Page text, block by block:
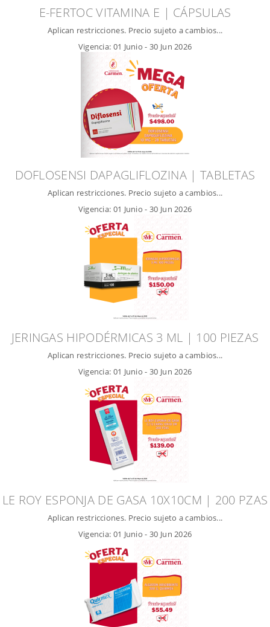
E-FERTOC VITAMINA E | CÁPSULAS
Aplican restricciones. Precio sujeto a cambios...
Vigencia: 01 Junio - 30 Jun 2026
DOFLOSENSI DAPAGLIFLOZINA | TABLETAS
Aplican restricciones. Precio sujeto a cambios...
Vigencia: 01 Junio - 30 Jun 2026
JERINGAS HIPODÉRMICAS 3 ML | 100 PIEZAS
Aplican restricciones. Precio sujeto a cambios...
Vigencia: 01 Junio - 30 Jun 2026
LE ROY ESPONJA DE GASA 10X10CM | 200 PZAS
Aplican restricciones. Precio sujeto a cambios...
Vigencia: 01 Junio - 30 Jun 2026